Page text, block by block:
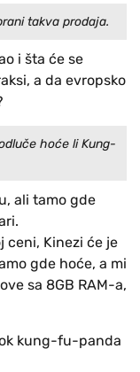
takva prodaja.
i šta će se
a da evropsko
hoće li Kung-
ali tamo gde
ceni, Kinezi će je
gde hoće, a mi
sa 8GB RAM-a,
kung-fu-panda